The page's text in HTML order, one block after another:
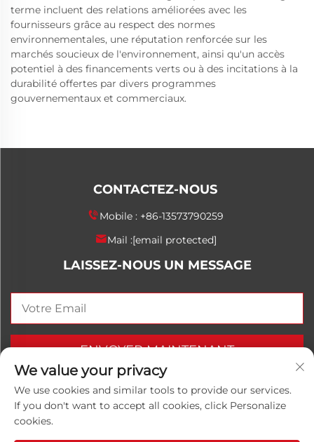
terme incluent des relations améliorées avec les
fournisseurs grâce au respect des normes
environnementales, une réputation renforcée sur les
marchés soucieux de l'environnement, ainsi qu'un accès
potentiel à des financements verts ou à des incitations à la
durabilité offertes par divers programmes
gouvernementaux et commerciaux.
CONTACTEZ-NOUS
Mobile : +86-13573790259
Mail :[email protected]
LAISSEZ-NOUS UN MESSAGE
ENVOYER MAINTENANT
Droits d'auteur © 2025 China Shandong Luwanhong
We value your privacy
We use cookies and similar tools to provide our services.
If you don't want to accept all cookies, click Personalize
cookies.